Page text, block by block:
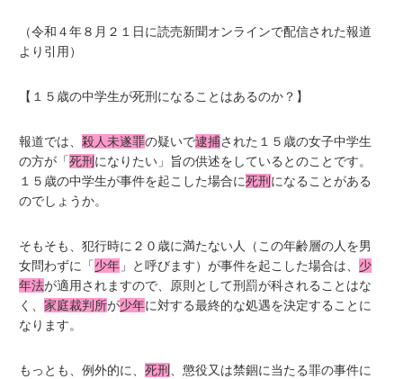
（令和４年８月２１日に読売新聞オンラインで配信された報道
より引用）
【１５歳の中学生が死刑になることはあるのか？】
報道では、殺人未遂罪の疑いで逮捕された１５歳の女子中学生
の方が「死刑 になりたい」旨の供述をしているとのことです。
１５歳の中学生が事件を起こした場合に死刑 になることがある
のでしょうか。
そもそも、犯行時に２０歳に満たない人（この年齢層の人を男
女問わずに「少年 」と呼びます）が事件を起こした場合は、 少
年法が適用されますので、原則として刑罰が科されることはな
く、家庭裁判所が少年に対する最終的な処遇を決定することに
なります。
もっとも、例外的に、死刑 、懲役又は禁錮に当たる罪の事件に